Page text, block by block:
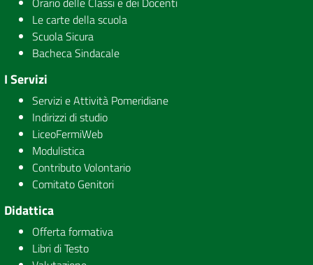
Le carte della scuola
Scuola Sicura
Bacheca Sindacale
I Servizi
Servizi e Attività Pomeridiane
Indirizzi di studio
LiceoFermiWeb
Modulistica
Contributo Volontario
Comitato Genitori
Didattica
Offerta formativa
Libri di Testo